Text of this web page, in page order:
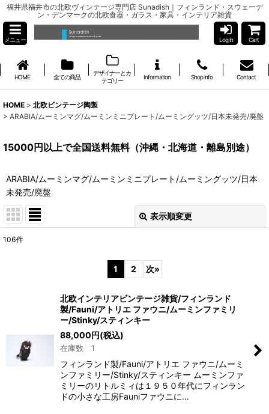
福井県福井市の北欧ヴィンテージ専門店 Sunadish｜フィンランド・スウェーデ
ン・デンマークの北欧食器・ガラス・家具・インテリア雑貨
メニュー Log in Cart
HOME 全ての商品
デザイナーとカ
テゴリー
Information Shop info Contact
HOME > 北欧ビンテージ陶製
> ARABIA/ムーミンマグ/ムーミンミニプレート/ムーミングッツ/日本未発売/廃盤
15000円以上で全国送料無料（沖縄・北海道・離島別途）
ARABIA/ムーミンマグ/ムーミンミニプレート/ムーミングッツ/日本
未発売/廃盤
表示順変更
絞り込む
106件
1 2 次»
北欧インテリアビンテージ雑貨/フィンランド
製/Fauni/アトリエ ファウニ/ムーミンファミリ
ー/Stinky/スティンキー
88,000円(税込)
在庫数 1
フィンランド製/Fauni/アトリエ ファウニ/ムーミ
ンファミリー/Stinky/スティンキー ムーミンファ
ミリーのリトルミィは１９５０年代にフィンラン
ドの小さな工房Fauniファウニに…